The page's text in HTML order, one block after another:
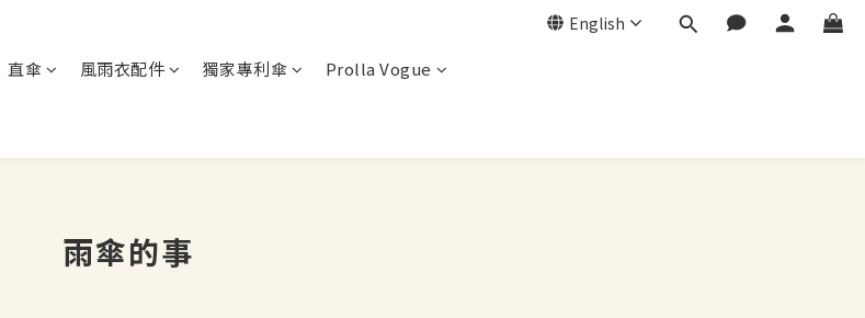
English
直傘 風雨衣配件 獨家專利傘
Prolla Vogue
雨傘的事